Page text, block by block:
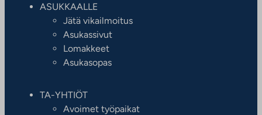
ASUKKAALLE
Jätä vikailmoitus
Asukassivut
Lomakkeet
Asukasopas
TA-YHTIÖT
Avoimet työpaikat